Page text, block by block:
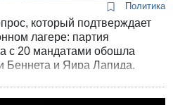
Политика
который подтверждает
лагере: партия
с 20 мандатами обошла
Беннета и Яира Лапида,